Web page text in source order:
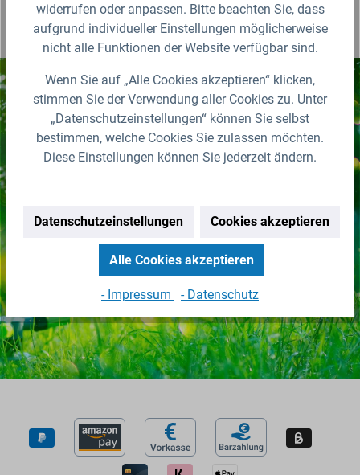
Nichts mehr verpassen!
Erhalten Sie erstklassige
Neuigkeiten zu IBC Containern &
Zur Newsletter Anmeldung
widerrufen oder anpassen. Bitte beachten Sie, dass
aufgrund individueller Einstellungen möglicherweise
nicht alle Funktionen der Website verfügbar sind.
Wenn Sie auf „Alle Cookies akzeptieren“ klicken,
stimmen Sie der Verwendung aller Cookies zu. Unter
„Datenschutzeinstellungen“ können Sie selbst
bestimmen, welche Cookies Sie zulassen möchten.
Diese Einstellungen können Sie jederzeit ändern.
Datenschutzeinstellungen Cookies akzeptieren
Alle Cookies akzeptieren
- Impressum - Datenschutz